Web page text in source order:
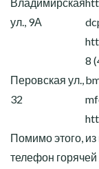
ул., 9А
Перовская ул.,
32
8
Помимо этого,
телефон